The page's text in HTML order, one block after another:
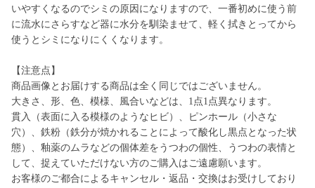
いやすくなるのでシミの原因になりますので、一番初めに使う前
に流水にさらすなど器に水分を馴染ませて、軽く拭きとってから
使うとシミになりにくくなります。
【注意点】
商品画像とお届けする商品は全く同じではございません。
大きさ、形、色、模様、風合いなどは、1点1点異なります。
貫入（表面に入る模様のようなヒビ）、ピンホール（小さな
穴）、鉄粉（鉄分が焼かれることによって酸化し黒点となった状
態）、釉薬のムラなどの個体差をうつわの個性、うつわの表情と
して、捉えていただけない方のご購入はご遠慮願います。
お客様のご都合によるキャンセル・返品・交換はお受けしており